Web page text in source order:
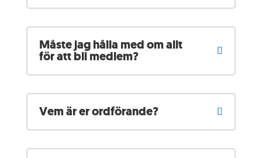
Måste jag hålla med om allt
för att bli medlem?
Vem är er ordförande?